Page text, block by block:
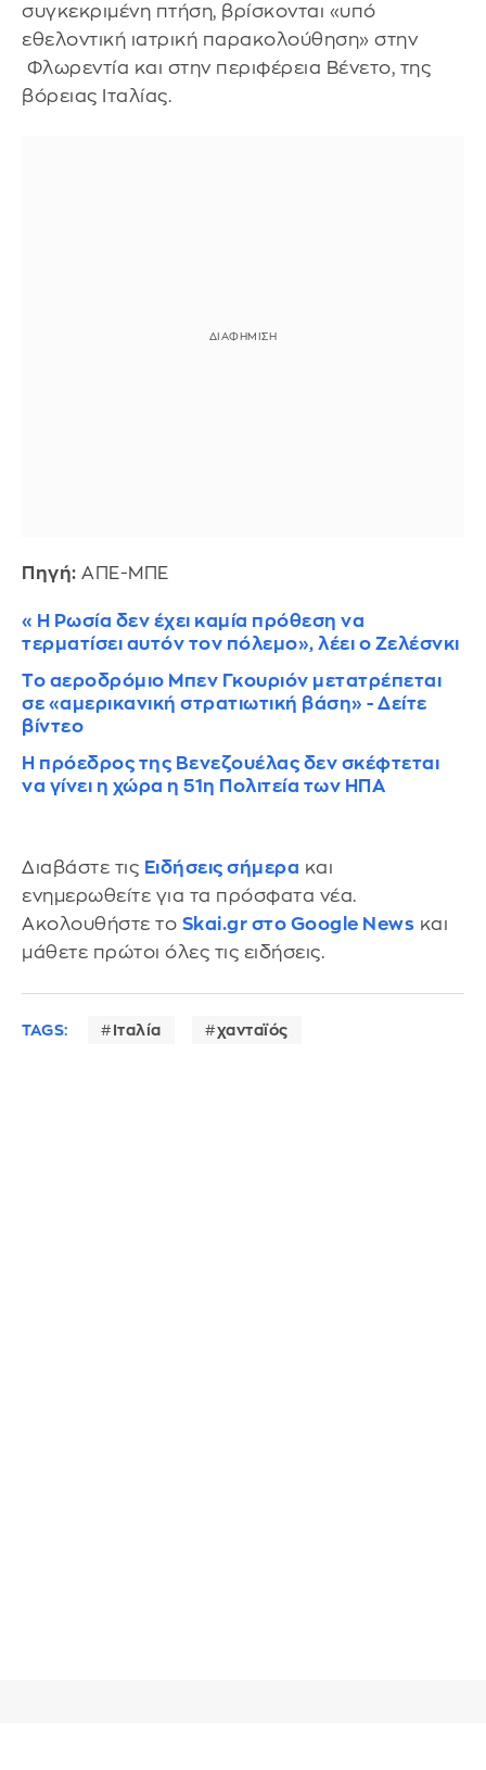
συγκεκριμένη πτήση, βρίσκονται «υπό
εθελοντική ιατρική παρακολούθηση» στην
Φλωρεντία και στην περιφέρεια Βένετο, της
βόρειας Ιταλίας.
Πηγή: ΑΠΕ-ΜΠΕ
«Η Ρωσία δεν έχει καμία πρόθεση να
τερματίσει αυτόν τον πόλεμο», λέει ο Ζελέσνκι
Το αεροδρόμιο Μπεν Γκουριόν μετατρέπεται
σε «αμερικανική στρατιωτική βάση» - Δείτε
βίντεο
Η πρόεδρος της Βενεζουέλας δεν σκέφτεται
να γίνει η χώρα η 51η Πολιτεία των ΗΠΑ
Διαβάστε τις Ειδήσεις σήμερα και
ενημερωθείτε για τα πρόσφατα νέα.
Ακολουθήστε το Skai.gr στο Google News και
μάθετε πρώτοι όλες τις ειδήσεις.
TAGS: Ιταλία χανταϊός